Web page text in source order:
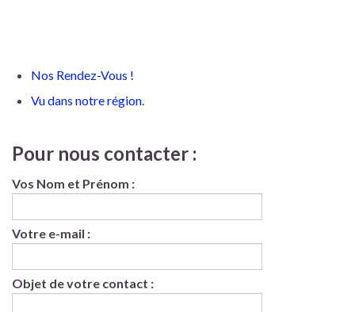
Nos Rendez-Vous !
Vu dans notre région.
Pour nous contacter :
Vos Nom et Prénom :
Votre e-mail :
Objet de votre contact :